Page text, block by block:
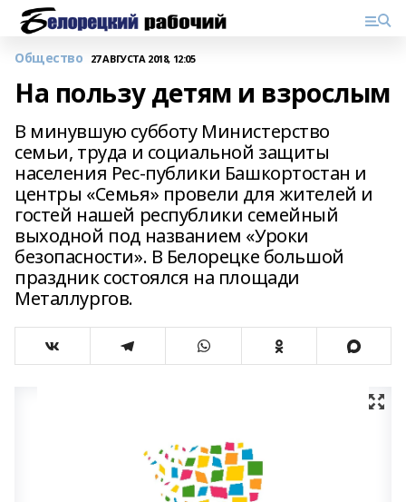
Общество 27 АВГУСТА 2018, 12:05
На пользу детям и взрослым
В минувшую субботу Министерство
семьи, труда и социальной защиты
населения Рес-публики Башкортостан и
центры «Семья» провели для жителей и
гостей нашей республики семейный
выходной под названием «Уроки
безопасности». В Белорецке большой
праздник состоялся на площади
Металлургов.